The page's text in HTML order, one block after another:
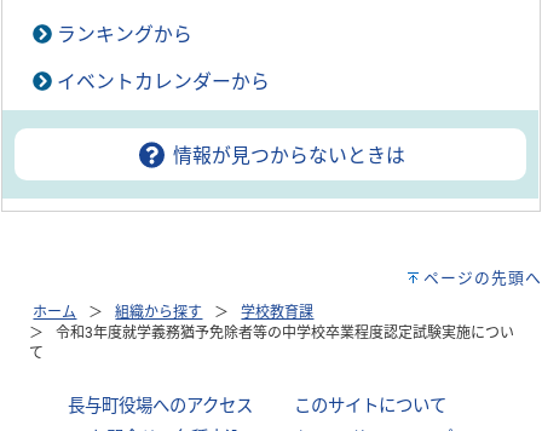
ランキングから
イベントカレンダーから
情報が見つからないときは
ページの先頭へ
ホーム 組織から探す
学校教育課
令和3年度就学義務猶予免除者等の中学校卒業程度認定試験実施につい
て
長与町役場へのアクセス このサイトについて